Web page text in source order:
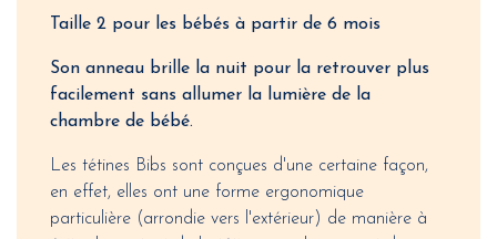
Taille 2 pour les bébés à partir de 6 mois
Son anneau brille la nuit pour la retrouver plus
facilement sans allumer la lumière de la
chambre de bébé.
Les tétines Bibs sont conçues d'une certaine façon,
en effet, elles ont une forme ergonomique
particulière (arrondie vers l'extérieur) de manière à